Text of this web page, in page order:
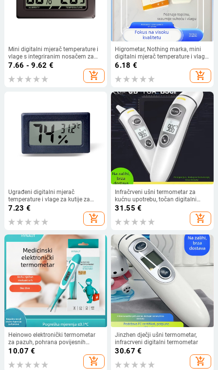
Mini digitalni mjerač temperature i
vlage s integriranim nosačem za
kućne ljubimce – reptile, za
automobil, unutarnja i vanjska
uporaba
7.66 - 9.62 €
add_shopping_cart
Higrometar, Nothing marka, mini
digitalni mjerač temperature i vlage,
rezolucija temperature 30
6.18 €
add_shopping_cart
Ugrađeni digitalni mjerač
temperature i vlage za kutije za
cigarete, kutije za vino, glazbene
7.23 €
add_shopping_cart
Infračrveni ušni termometar za
kućnu upotrebu, točan digitalni
termometar za odrasle i djecu,
načini za uho i čelo, LCD zaslon,
Bluetooth
31.55 €
add_shopping_cart
Heinowo elektronički termometar
za pazuh, pohrana povijesnih
podataka, univerzalna primjena
10.07 €
add_shopping_cart
Jinzhen dječji ušni termometar,
infracrveni digitalni termometar
30.67 €
add_shopping_cart